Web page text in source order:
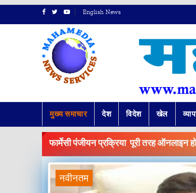
English News
मुख्य समाचार देश विदेश खेल
BREAKINGNEWS
फार्मेसी पंजीयन प्रक्रिया पूरी तरह ऑनलाइन
नवीनतम